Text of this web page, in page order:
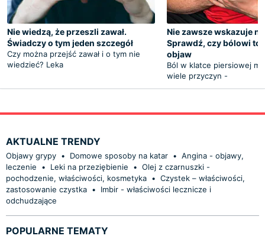
Nie wiedzą, że przeszli zawał.
Świadczy o tym jeden szczegół
Czy można przejść zawał i o tym nie
wiedzieć? Leka
Nie zawsze wskazuje na
Sprawdź, czy bólowi
objaw
Ból w klatce piersiowej
wiele przyczyn -
AKTUALNE TRENDY
Objawy grypy • Domowe sposoby na katar • Angina - objawy,
leczenie
• Leki na przeziębienie • Olej z czarnuszki -
pochodzenie, właściwości, kosmetyka • Czystek – właściwości,
zastosowanie czystka •
Imbir - właściwości lecznicze i
odchudzające
POPULARNE TEMATY